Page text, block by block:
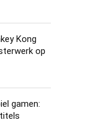
Kong
op
gamen: